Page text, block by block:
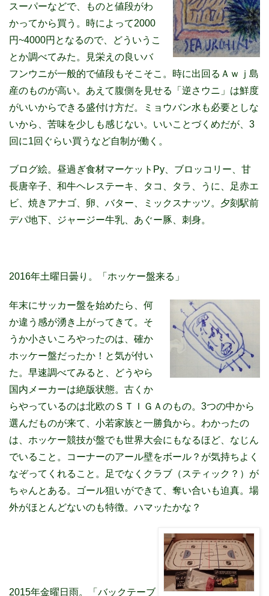
スーパーなどで、ものと値段がわ
かってから買う。時によって2000
円~4000円となるので、どういうこ
とか調べてみた。見栄えの良いバ
フンウニが一般的で値段もそこそこ。時に出回るＡｗｊ島
産のものが高い。あえて腹側を見せる「逆さウニ」は鮮度
がいいからできる盛付け方だ。ミョウバン水も必要としな
いから、苦味を少しも感じない。いいことづくめだが、3
回に1回ぐらい買うなど自制が働く。
ブログ絵。昼過ぎ食材マーケットPy、ブロッコリー、甘
長唐辛子、和牛ヘレステーキ、タコ、タラ、うに、足赤エ
ビ、焼きアナゴ、卵、バター、ミックスナッツ。夕刻駅前
デパ地下、ジャージー牛乳、あぐー豚、刺身。
2016年土曜日曇り。「ホッケー盤来る」
年末にサッカー盤を始めたら、何
か違う感が湧き上がってきて。そ
うか小さいころやったのは、確か
ホッケー盤だったか！と気が付い
た。早速調べてみると、どうやら
国内メーカーは絶版状態。古くか
らやっているのは北欧のＳＴＩＧＡのもの。3つの中から
選んだものが来て、小若家族と一勝負から。わかったの
は、ホッケー競技が盤でも世界大会にもなるほど、なじん
でいること。コーナーのアール壁をボール？が気持ちよく
なぞってくれること。足でなくクラブ（スティック？）が
ちゃんとある。ゴール狙いができて、奪い合いも迫真。場
外がほとんどないのも特徴。ハマッたかな？
2015年金曜日雨。「バックテーブ